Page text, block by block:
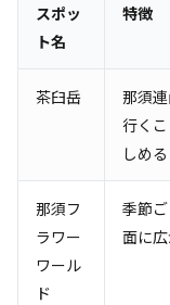
スポッ
ト名
特徴
茶臼岳
那須
行く
しめる
那須フ
ラワー
ワール
ド
季節
面に